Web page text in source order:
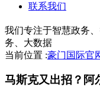
联系我们
我们专注于智慧政务
务、大数据
当前位置 :豪门国际官
马斯克又出招？阿